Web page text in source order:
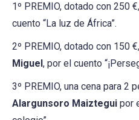
1º PREMIO, dotado con 250
cuento “La luz de África”.
2º PREMIO, dotado con 150
Miguel, por el cuento
3º PREMIO, una cena para 2
Alargunsoro Maiztegui por